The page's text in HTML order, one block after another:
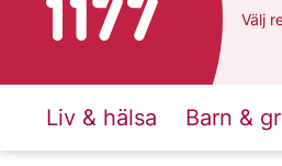
Till startsidan för 1177 Välj
Liv & hälsa Barn &